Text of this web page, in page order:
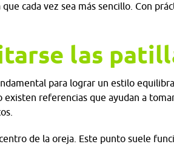
cada vez sea más sencillo. Con
las
para lograr un estilo
referencias que ayudan a
de la oreja. Este punto suele